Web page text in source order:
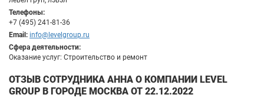
Телефоны:
+7 (495) 241-81-36
Email: info@levelgroup.ru
Сфера деятельности:
Оказание услуг: Строительство и ремонт
ОТЗЫВ СОТРУДНИКА АННА О КОМПАНИИ LEVEL
GROUP В ГОРОДЕ МОСКВА ОТ 22.12.2022